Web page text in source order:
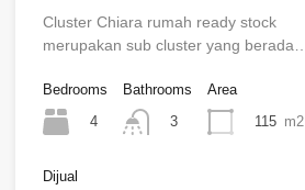
Cluster Chiara rumah ready stock
merupakan sub cluster yang berada…
Bedrooms
4
Bathrooms
3
Area
115 m2
Dijual